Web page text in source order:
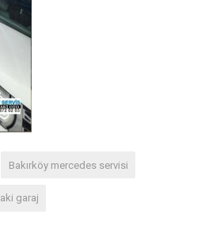
Bakırköy mercedes servisi
garaj